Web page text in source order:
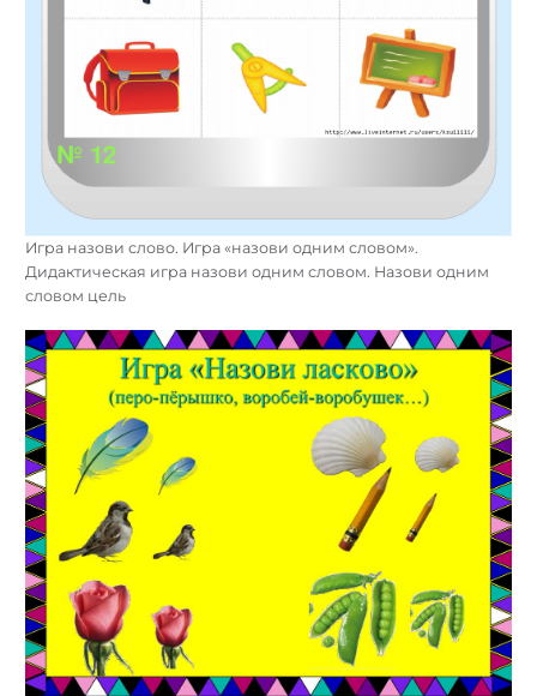
Игра назови слово. Игра «назови одним словом».
Дидактическая игра назови одним словом. Назови одним
словом цель